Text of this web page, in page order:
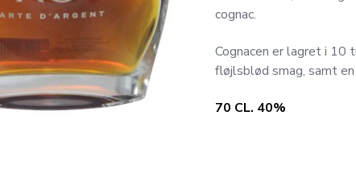
cognac.
Cognacen er lagret i
fløjlsblød smag, samt en
70 CL. 40%